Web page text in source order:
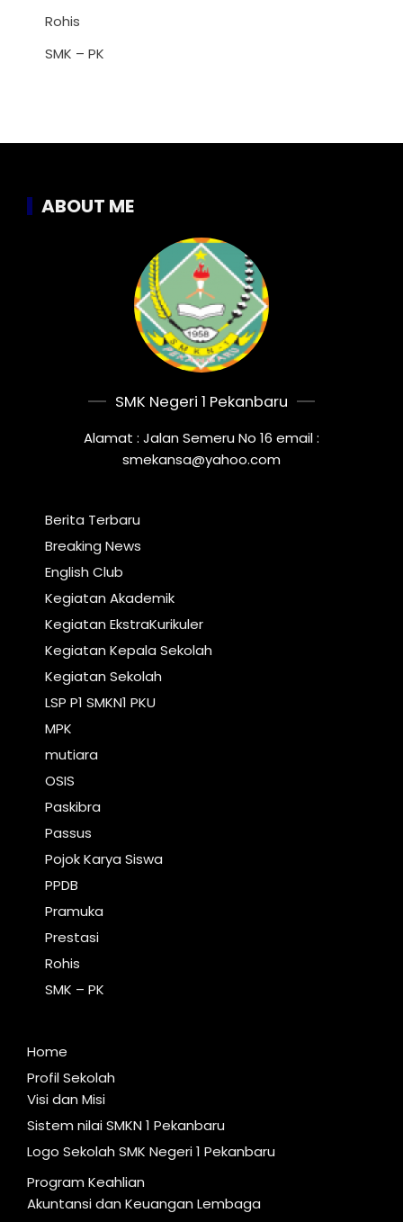
Rohis
SMK – PK
ABOUT ME
SMK Negeri 1 Pekanbaru
Alamat : Jalan Semeru No 16 email :
smekansa@yahoo.com
Berita Terbaru
Breaking News
English Club
Kegiatan Akademik
Kegiatan EkstraKurikuler
Kegiatan Kepala Sekolah
Kegiatan Sekolah
LSP P1 SMKN1 PKU
MPK
mutiara
OSIS
Paskibra
Passus
Pojok Karya Siswa
PPDB
Pramuka
Prestasi
Rohis
SMK – PK
Home
Profil Sekolah
Visi dan Misi
Sistem nilai SMKN 1 Pekanbaru
Logo Sekolah SMK Negeri 1 Pekanbaru
Program Keahlian
Akuntansi dan Keuangan Lembaga